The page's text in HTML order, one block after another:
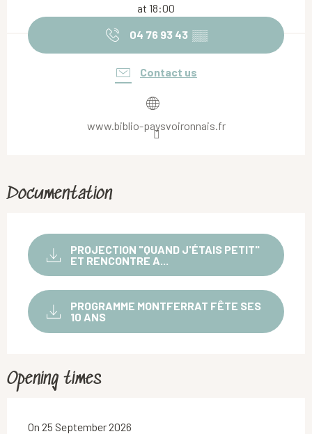
at 18:00
04 76 93 43 ▒▒
Contact us
www.biblio-paysvoironnais.fr
Documentation
PROJECTION "QUAND J'ÉTAIS PETIT"
ET RENCONTRE A...
PROGRAMME MONTFERRAT FÊTE SES
10 ANS
Opening times
On 25 September 2026